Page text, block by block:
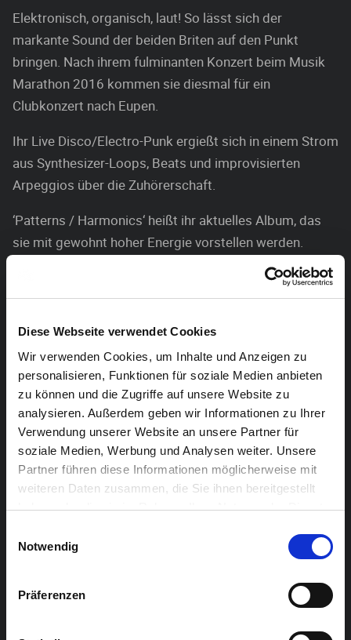
Diese Webseite verwendet Cookies
Wir verwenden Cookies, um Inhalte und Anzeigen zu
personalisieren, Funktionen für soziale Medien anbieten
zu können und die Zugriffe auf unsere Website zu
analysieren. Außerdem geben wir Informationen zu Ihrer
Verwendung unserer Website an unsere Partner für
soziale Medien, Werbung und Analysen weiter. Unsere
Partner führen diese Informationen möglicherweise mit
weiteren Daten zusammen, die Sie ihnen bereitgestellt
haben oder die sie im Rahmen Ihrer Nutzung der Dienste
Notwendig
Präferenzen
Elektronisch, organisch, laut! So lässt sich der
markante Sound der beiden Briten auf den Punkt
bringen. Nach ihrem fulminanten Konzert beim Musik
Marathon 2016 kommen sie diesmal für ein
Clubkonzert nach Eupen.
Ihr Live Disco/Electro-Punk ergießt sich in einem Strom
aus Synthesizer-Loops, Beats und improvisierten
Arpeggios über die Zuhörerschaft.
‘Patterns / Harmonics‘ heißt ihr aktuelles Album, das
sie mit gewohnt hoher Energie vorstellen werden.
Darauf finden sich traumähnliche Melodien im Geiste
Kraftwerks, deepe Electronica à la James Holden und
up von Festivals wie Latitude, End of The Road,
ArcTanGent und Green Man, und das kurz unter Namen
wie Battles, deren Noise- Sound ihrem sehr nah
kommt.
SUPPORT: RawRaw Content
Mit breiten Gitarrenwänden eingebettet in Downtempo-
Beats und tiefe Synthesizer fusioniert RawRaw Content
die beiden Welten der Pop-Musik und der
elektronischen Musik. Live eingespielte Gitarren- und
Gesangsloops verwebt der Solo-Musiker Raphael Stein
und Stimme.